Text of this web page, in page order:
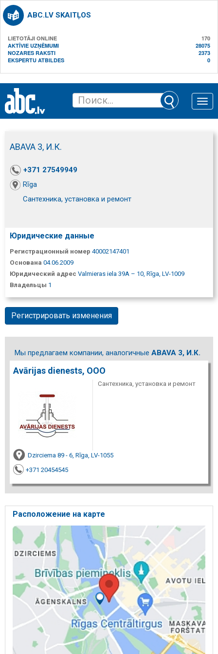
ABC.LV SKAITĻOS
LIETOTĀJI ONLINE
170
AKTĪVIE UZŅĒMUMI
28075
NOZARES RAKSTI
2373
EKSPERTU ATBILDES
0
Toggle
ABAVA 3, И.К.
+371 27549949
Rīga
Сантехника, установка и ремонт
Юридические данные
Регистрационный номер 40002147401
Основана 04.06.2009
Юридический адрес Valmieras iela 39A – 10, Rīga, LV-1009
Владельцы 1
Регистрировать изменения
Мы предлагаем компании, аналогичные ABAVA 3, И.К.
Avārijas dienests, ООО
Сантехника, установка и ремонт
Dzirciema 89 - 6, Rīga, LV-1055
+371 20454545
Расположение на карте